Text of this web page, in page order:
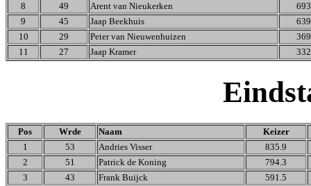
8
49 Arent van Nieukerken
9
45 Jaap Beekhuis
10
29 Peter van Nieuwenhuizen
11
27 Jaap Kramer
Pos Wrde Naam
Keizer
1
53 Andries Visser
835.9
2
51 Patrick de Koning
794.3
3
43 Frank Buijck
591.5